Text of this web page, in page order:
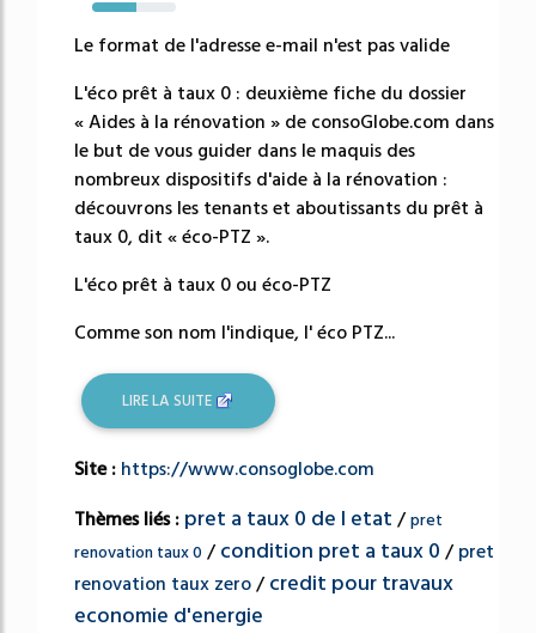
53%
Le format de l'adresse e-mail n'est pas valide
L'éco prêt à taux 0 : deuxième fiche du dossier
« Aides à la rénovation » de consoGlobe.com dans
le but de vous guider dans le maquis des
nombreux dispositifs d'aide à la rénovation :
découvrons les tenants et aboutissants du prêt à
taux 0, dit « éco-PTZ ».
L'éco prêt à taux 0 ou éco-PTZ
Comme son nom l'indique, l' éco PTZ...
LIRE LA SUITE
Site : https://www.consoglobe.com
Thèmes liés : pret a taux 0 de l etat /pret
renovation taux 0 /condition pret a taux 0 /pret
renovation taux zero/credit pour travaux
economie d'energie